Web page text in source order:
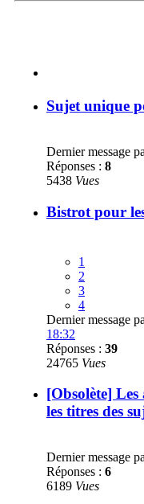
Sujet unique
Dernier message
Réponses : 8
5438 Vues
Bistrot pour
1
2
3
4
Dernier message
18:32
Réponses : 39
24765 Vues
[Obsolète] Les
les titres des
Dernier message
Réponses : 6
6189 Vues